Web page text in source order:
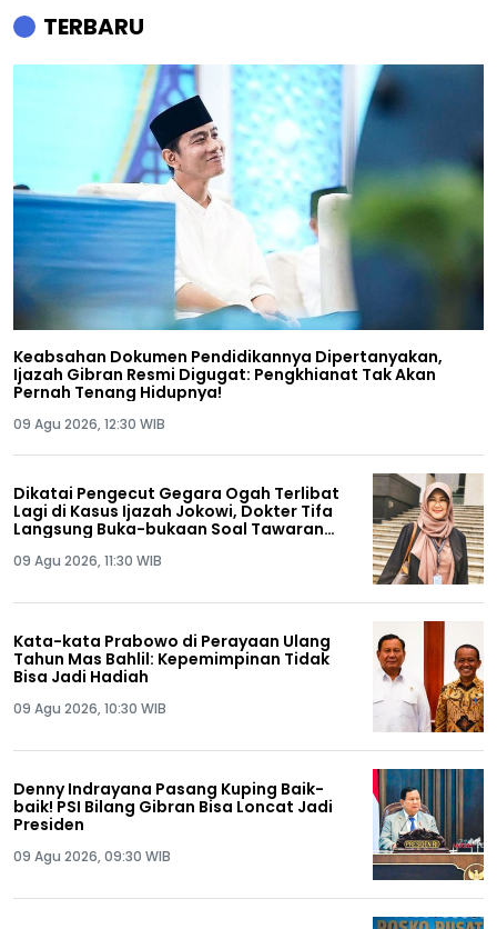
TERBARU
Keabsahan Dokumen Pendidikannya Dipertanyakan,
Ijazah Gibran Resmi Digugat: Pengkhianat Tak Akan
Pernah Tenang Hidupnya!
09 Agu 2026, 12:30 WIB
Dikatai Pengecut Gegara Ogah Terlibat
Lagi di Kasus Ijazah Jokowi, Dokter Tifa
Langsung Buka-bukaan Soal Tawaran
09 Agu 2026, 11:30 WIB
Kata-kata Prabowo di Perayaan Ulang
Tahun Mas Bahlil: Kepemimpinan Tidak
Bisa Jadi Hadiah
09 Agu 2026, 10:30 WIB
Denny Indrayana Pasang Kuping Baik-
baik! PSI Bilang Gibran Bisa Loncat Jadi
Presiden
09 Agu 2026, 09:30 WIB